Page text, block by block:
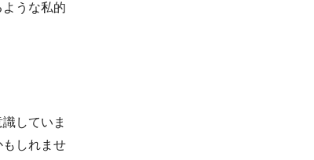
うな私的
していま
しれませ